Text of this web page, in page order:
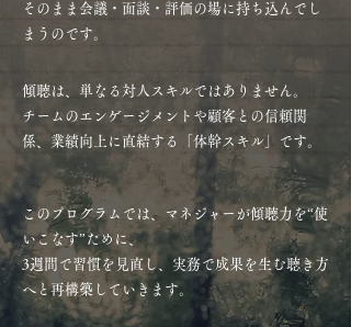
そのまま会議・面談・評価の場に持ち込んでし
まうのです。
傾聴は、単なる対人スキルではありません。
チームのエンゲージメントや顧客との信頼関
係、業績向上に直結する「体幹スキル」です。
このプログラムでは、マネジャーが傾聴力を“使
いこなす”ために、
3週間で習慣を見直し、実務で成果を生む聴き方
へと再構築していきます。